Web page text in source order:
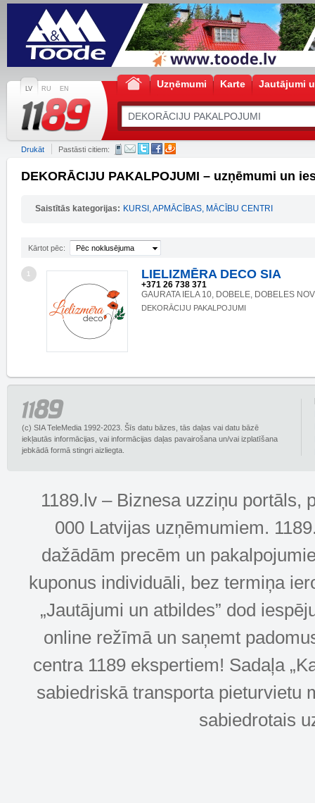
LV RU EN Uzņēmumi Karte Jautājumi
Drukāt Pastāsti citiem:
DEKORĀCIJU PAKALPOJUMI – uzņēmumi un
Saistītās kategorijas: KURSI, APMĀCĪBAS, MĀCĪBU CENTRI
Kārtot pēc: Pēc noklusējuma
1 LIELIZMĒRA DECO SIA
+371 26 738 371
GAURATA IELA 10, DOBELE, DOBELES
DEKORĀCIJU PAKALPOJUMI
(c) SIA TeleMedia 1992-2023. Šīs datu bāzes, tās daļas vai datu bāzē
iekļautās informācijas, vai informācijas daļas pavairošana un/vai izplatīšana
jebkādā formā stingri aizliegta.
1189.lv – Biznesa uzziņu portāls,
000 Latvijas uzņēmumiem.
dažādām precēm un
kuponus individuāli, bez termiņa
„Jautājumi un atbildes” dod
online režīmā un saņemt
centra 1189 ekspertiem! Sadaļa
sabiedriskā transporta pieturvietu
sabiedrotais